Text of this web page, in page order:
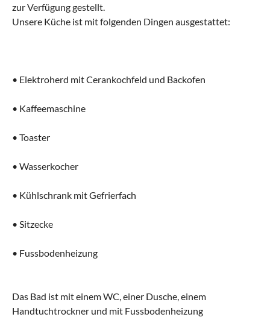
zur Verfügung gestellt.
Unsere Küche ist mit folgenden Dingen ausgestattet:
• Elektroherd mit Cerankochfeld und Backofen
• Kaffeemaschine
• Toaster
• Wasserkocher
• Kühlschrank mit Gefrierfach
• Sitzecke
• Fussbodenheizung
Das Bad ist mit einem WC, einer Dusche, einem
Handtuchtrockner und mit Fussbodenheizung